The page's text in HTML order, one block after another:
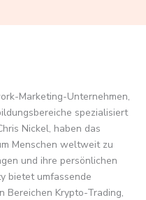
Marketing-Unternehmen,
spezialisiert
Nickel, haben das
Menschen weltweit zu
und ihre persönlichen
bietet umfassende
Bereichen Krypto-Trading,